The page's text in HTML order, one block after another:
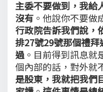
主委不要做到，我給
沒有 。他說你不要做
行政院告訴我們說，
排27號29號那個禮
過 。目前得到訊息
個內部的話，對外就
是股東，我就把我們